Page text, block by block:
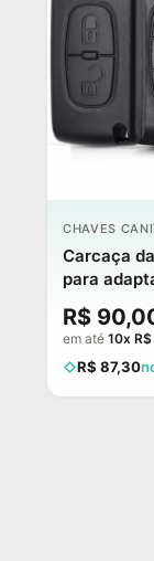
CHAVES
Carcaça
para
R$
em até 10x
R$ 87,30